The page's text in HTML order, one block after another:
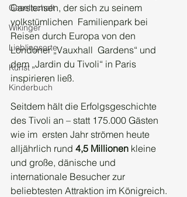
Gesellschaft
Wikinger
Lieblingsorte
Kunst
Kinderbuch
Carstensen, der sich zu seinem
volkstümlichen  Familienpark bei
Reisen durch Europa von den
Londoner „Vauxhall  Gardens“ und
dem „Jardin du Tivoli“ in Paris
inspirieren ließ.
Seitdem hält die Erfolgsgeschichte
des Tivoli an – statt 175.000 Gästen
wie im  ersten Jahr strömen heute
alljährlich rund 4,5 Millionen kleine
und große, dänische und
internationale Besucher zur
beliebtesten Attraktion im Königreich.